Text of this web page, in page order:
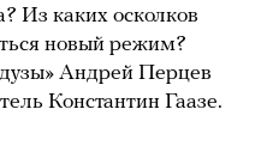
Из каких осколков
новый режим?
Андрей Перцев
Константин Гаазе.